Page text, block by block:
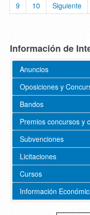
9
10 Siguiente
Información de
Anuncios
Oposiciones y
Bandos
Premios concursos y
Subvenciones
Licitaciones
Cursos
Información